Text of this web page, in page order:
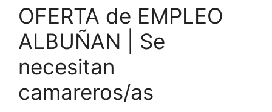
OFERTA de EMPLEO
ALBUÑAN | Se
necesitan
camareros/as